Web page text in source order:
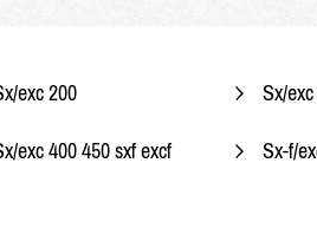
exc 200 Sx/
exc 400 450 sxf excf Sx-f/